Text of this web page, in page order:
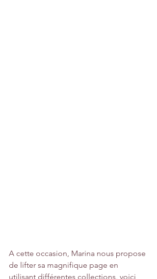
A cette occasion, Marina nous propose
de lifter sa magnifique page en
utilisant différentes collections, voici